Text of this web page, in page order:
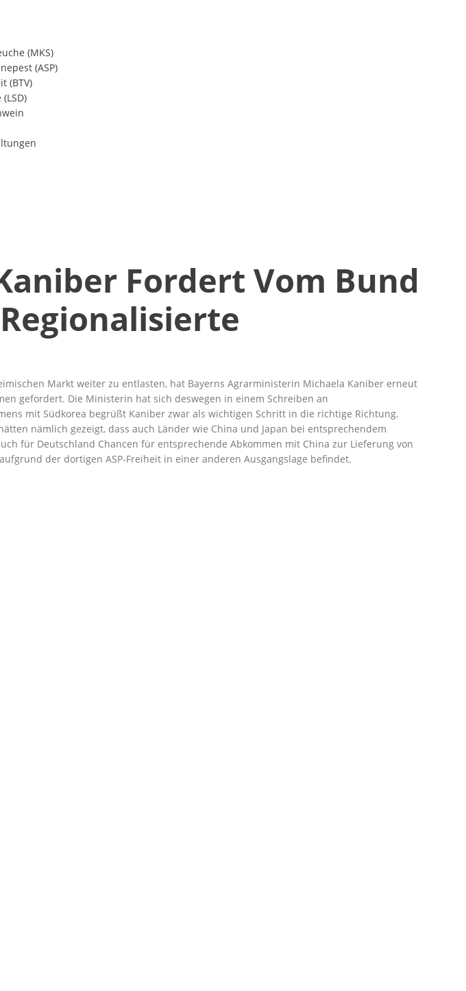
(MKS)
(ASP)
(BTV)
Fordert Vom Bund
Markt weiter zu entlasten, hat Bayerns Agrarministerin Michaela Kaniber erneut
gefordert. Die Ministerin hat sich deswegen in einem Schreiben an
mit Südkorea begrüßt Kaniber zwar als wichtigen Schritt in die richtige Richtung.
nämlich gezeigt, dass auch Länder wie China und Japan bei entsprechendem
für Deutschland Chancen für entsprechende Abkommen mit China zur Lieferung von
der dortigen ASP-Freiheit in einer anderen Ausgangslage befindet.